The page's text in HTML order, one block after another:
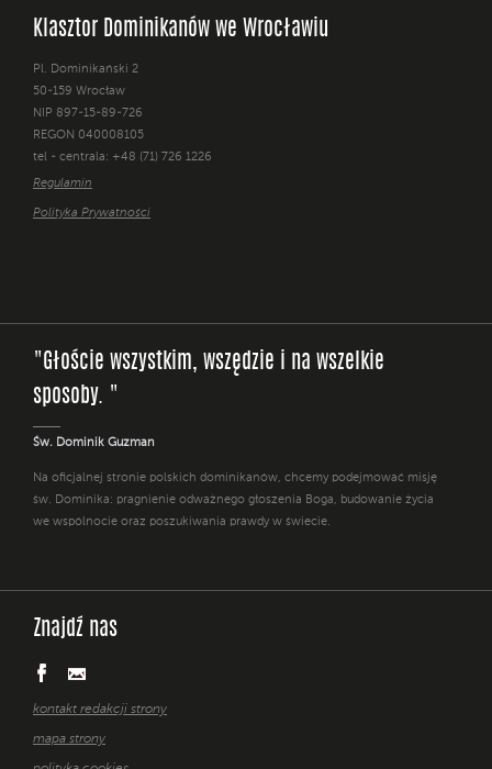
Klasztor Dominikanów we Wrocławiu
Pl. Dominikański 2
50-159 Wrocław
NIP 897-15-89-726
REGON 040008105
tel - centrala: +48 (71) 726 1226
Regulamin
Polityka Prywatności
"Głoście wszystkim, wszędzie i na wszelkie
sposoby. "
Św. Dominik Guzman
Na oficjalnej stronie polskich dominikanów, chcemy podejmować misję
św. Dominika: pragnienie odważnego głoszenia Boga, budowanie życia
we wspólnocie oraz poszukiwania prawdy w świecie.
Znajdź nas
kontakt redakcji strony
mapa strony